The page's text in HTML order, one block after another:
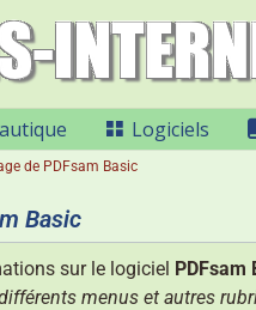
Logiciels
de PDFsam Basic
Basic
sur le logiciel PDFsam
différents menus et autres